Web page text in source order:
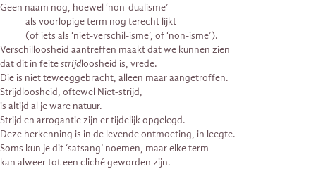
Geen naam nog, hoewel ‘non-dualisme’
als voorlopige term nog terecht lijkt
(of iets als ‘niet-verschil-isme’, of ‘non-isme’).
Verschilloosheid aantreffen maakt dat we kunnen zien
dat dit in feitestrijdloosheid is, vrede.
Die is niet teweeggebracht, alleen maar aangetroffen.
Strijdloosheid, oftewel Niet-strijd,
is altijd al je ware natuur.
Strijd en arrogantie zijn er tijdelijk opgelegd.
Deze herkenning is in de levende ontmoeting, in leegte.
Soms kun je dit ‘satsang’ noemen, maar elke term
kan alweer tot een cliché geworden zijn.